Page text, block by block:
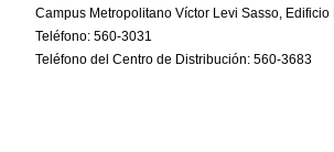
Campus Metropolitano Víctor Levi Sasso,
Teléfono: 560-3031
Teléfono del Centro de Distribución: 560-3683